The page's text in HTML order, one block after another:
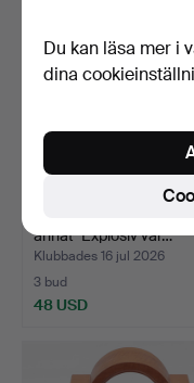
annat "Explosiv var…
Klubbades 16 jul 2026
3 bud
48 USD
Du kan läsa mer i
dina